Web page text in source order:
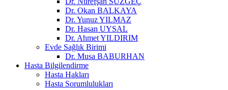
Dr. Okan BALKAYA
Dr. Yunuz YILMAZ
Dr. Hasan UYSAL
Dr. Ahmet YILDIRIM
Evde Sağlık Birimi
Dr. Musa BABURHAN
Hasta Bilgilendirme
Hasta Hakları
Hasta Sorumlulukları